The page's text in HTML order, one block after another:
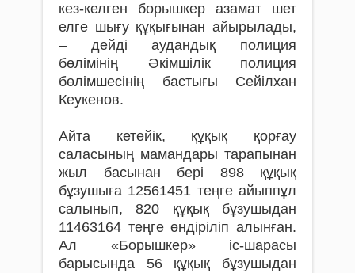
кез-келген борышкер азамат шет
елге шығу құқығынан айырылады,
– дейді аудандық полиция
бөлімінің Әкімшілік полиция
бөлімшесінің бастығы Сейілхан
Кеукенов.
Айта кетейік, құқық қорғау
саласының мамандары тарапынан
жыл басынан бері 898 құқық
бұзушыға 12561451 теңге айыппұл
салынып, 820 құқық бұзушыдан
11463164 теңге өндіріліп алынған.
Ал «Борышкер» іс-шарасы
барысында 56 құқық бұзушыдан